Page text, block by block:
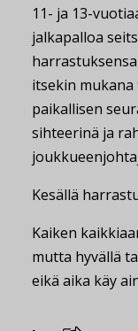
11- ja 13-
jalkapalloa
itsekin
paikallisen
sihteerinä ja
Kesällä
Kaiken
mutta hyvällä
eikä aika käy